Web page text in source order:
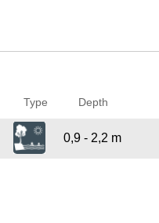
Type Depth
0,9 - 2,2 m